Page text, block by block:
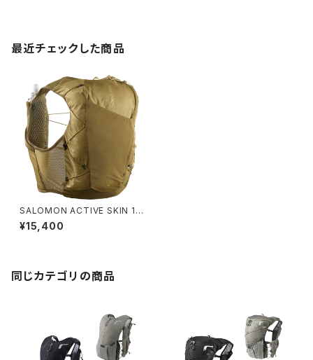
最近チェックした商品
SALOMON ACTIVE SKIN 12
BRILLIANT OLIVE / Willow
¥15,400
同じカテゴリの商品